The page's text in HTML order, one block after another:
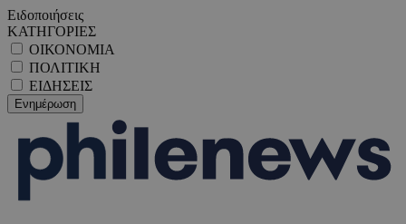
Ειδοποιήσεις
ΚΑΤΗΓΟΡΙΕΣ
ΟΙΚΟΝΟΜΙΑ
ΠΟΛΙΤΙΚΗ
ΕΙΔΗΣΕΙΣ